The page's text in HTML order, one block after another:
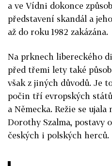
a ve Vídni dokonce
představení skandál a
až do roku 1982 zakázána.
Na prknech libereckého
před třemi lety také
však z jiných důvodů. Je
počin tří evropských států
a Německa. Režie se
Dorothy Szalma, postavy
českých i polských herců.